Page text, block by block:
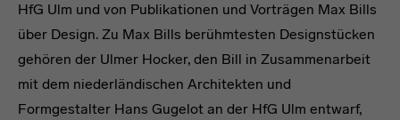
HfG Ulm und von Publikationen und Vorträgen Max Bills
über Design. Zu Max Bills berühmtesten Designstücken
gehören der Ulmer Hocker, den Bill in Zusammenarbeit
mit dem niederländischen Architekten und
Formgestalter Hans Gugelot an der HfG Ulm entwarf,